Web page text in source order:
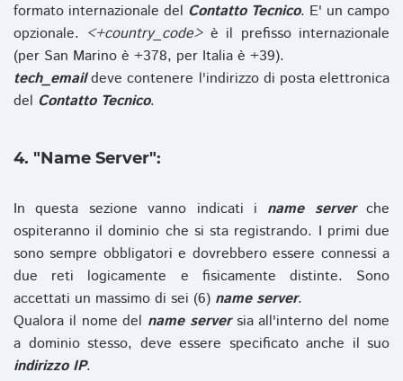
formato internazionale del Contatto Tecnico. E' un campo
opzionale. <+country_code>è il prefisso internazionale
(per San Marino è +378, per Italia è +39).
tech_emaildeve contenere l'indirizzo di posta elettronica
del Contatto Tecnico.
4. "Name Server":
In questa sezione vanno indicati i name serverche
ospiteranno il dominio che si sta registrando. I primi due
sono sempre obbligatori e dovrebbero essere connessi a
due reti logicamente e fisicamente distinte. Sono
accettati un massimo di sei (6) name server.
Qualora il nome del name serversia all'interno del nome
a dominio stesso, deve essere specificato anche il suo
indirizzo IP.